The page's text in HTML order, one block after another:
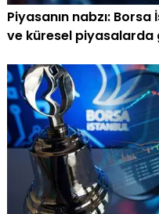
Piyasanın nabzı: Borsa
ve küresel piyasalarda